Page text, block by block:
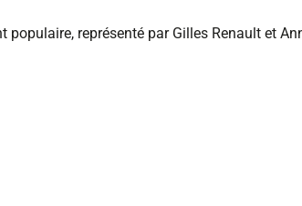
populaire, représenté par Gilles Renault et